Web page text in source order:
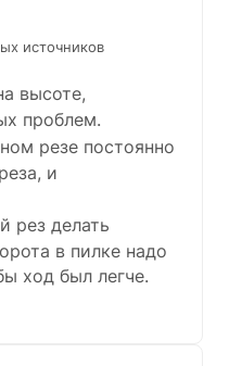
источников
высоте,
проблем.
резе постоянно
и
рез делать
в пилке надо
ход был легче.